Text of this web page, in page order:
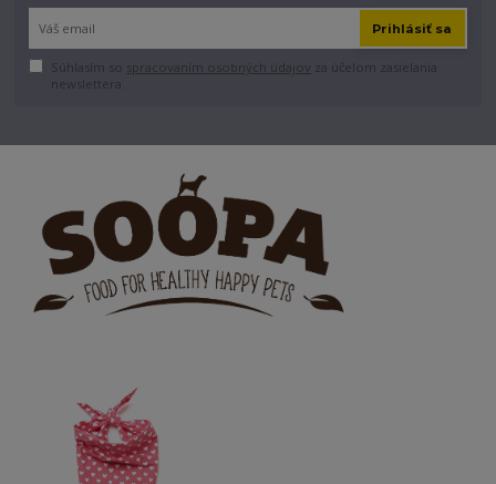
Prihlásiť sa
Súhlasím so spracovaním osobných údajov za účelom zasielania
newslettera.